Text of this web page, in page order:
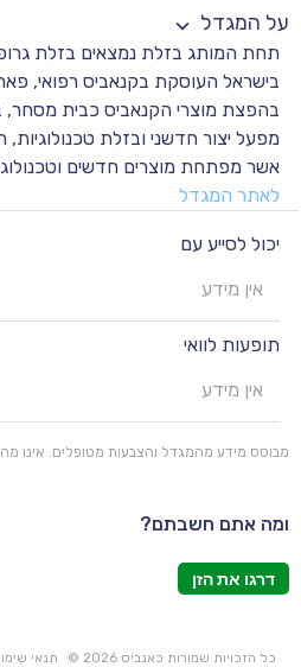
על המגדל
תחת המותג בזלת נמצאים בזלת
בישראל העוסקת בקנאביס רפואי,
בהפצת מוצרי הקנאביס כבית מסחר,
מפעל יצור חדשני ובזלת
אשר מפתחת מוצרים חדשים
לאתר המגדל
יכול לסייע עם
אין מידע
תופעות לוואי
אין מידע
מבוסס מידע מהמגדל והצבעות מטופלים. אינו
ומה אתם חשבתם?
דרגו את הזן
כל הזכויות שמורות כאנביס 2026 © תנאי